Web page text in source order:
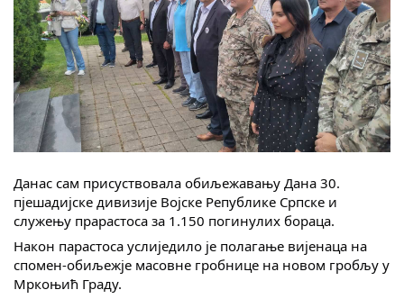
Извјештај о раду начелника
СКУПШТИНА
Статут Општине
Скупштинско вијеће општине језеро
Службени Гласници
ОПШТИНСКА УПРАВА
Данас сам присуствовала обиљежавању Данa 30.
пјешадијске дивизије Војске Републике Српске и
служењу пpарастоса за 1.150 погинулих бораца.
Након парастоса услиједило је полагање вијенаца на
спомен-обиљежје масовне гробнице на новом гробљу у
Мркоњић Граду.